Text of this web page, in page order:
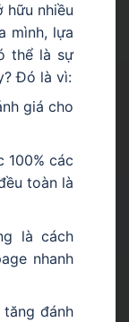
hữu nhiều
mình, lựa
thể là sự
Đó là vì:
giá cho
100% các
toàn là
là cách
nhanh
đánh